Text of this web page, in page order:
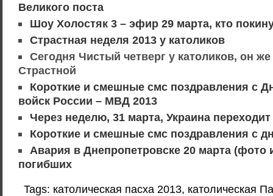
Великого поста
Шоу Холостяк 3 – эфир 29 марта, кто
Страстная неделя 2013 у католиков
Сегодня Чистый четверг у католиков, он
Страстной
Короткие и смешные смс поздравления с
войск России – МВД 2013
Через неделю, 31 марта, Украина
Короткие и смешные смс поздравления с
Авария в Днепропетровске 20 марта (фото
погибших
Tags: католическая пасха 2013, католическая